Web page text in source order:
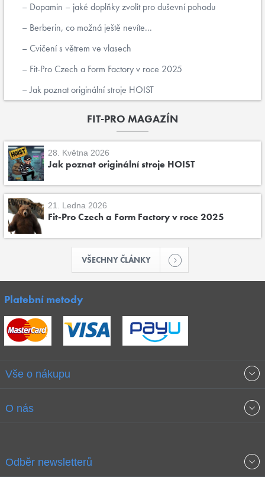
Dopamin – jaké doplňky zvolit pro duševní pohodu
Berberin, co možná ještě nevíte...
Cvičení s větrem ve vlasech
Fit-Pro Czech a Form Factory v roce 2025
Jak poznat originální stroje HOIST
FIT-PRO MAGAZÍN
28. Května 2026
Jak poznat originální stroje HOIST
21. Ledna 2026
Fit-Pro Czech a Form Factory v roce 2025
VŠECHNY ČLÁNKY
Platební metody
Vše o nákupu
Obchodní podmínky
O nás
Odběr newsletterů